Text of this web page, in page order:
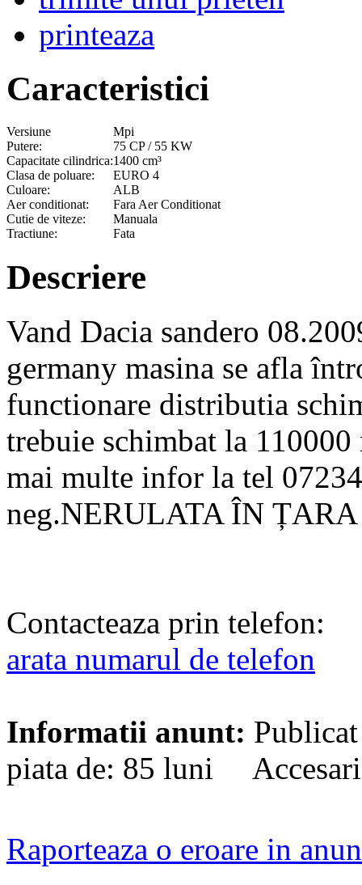
printeaza
Caracteristici
Versiune
Mpi
Putere:
75 CP / 55 KW
Capacitate cilindrica:1400 cm³
Clasa de poluare:
EURO 4
Culoare:
ALB
Aer conditionat:
Fara Aer Conditionat
Cutie de viteze:
Manuala
Tractiune:
Fata
Descriere
Vand Dacia sandero
germany masina se afla
functionare distributia
trebuie schimbat la
mai multe infor la tel
neg.NERULATA ÎN ȚARA
Contacteaza prin telefon:
arata numarul de telefon
Informatii anunt:
piata de: 85 luni
Raporteaza o eroare in